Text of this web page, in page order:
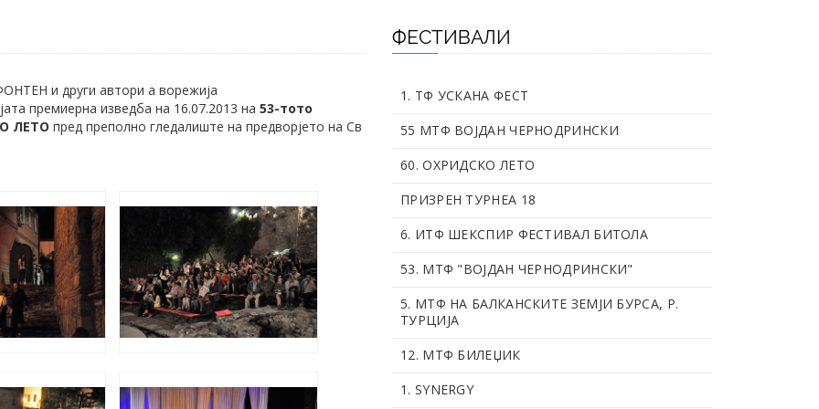
и други автори а ворежија
премиерна изведба на 16.07.2013 на 53-тото
ЛЕТО пред преполно гледалиште на предворјето на Св
ФЕСТИВАЛИ
1. ТФ УСКАНА ФЕСТ
55 МТФ ВОЈДАН ЧЕРНОДРИНСКИ
60. OХРИДСКО ЛЕТО
ПРИЗРЕН ТУРНЕА 18
6. ИТФ ШЕКСПИР ФЕСТИВАЛ БИТОЛА
53. МТФ "ВОЈДАН ЧЕРНОДРИНСКИ"
5. МТФ НА БАЛКАНСКИТЕ ЗЕМЈИ БУРСА, Р.
ТУРЦИЈА
12. МТФ БИЛЕЏИК
1. SYNERGY